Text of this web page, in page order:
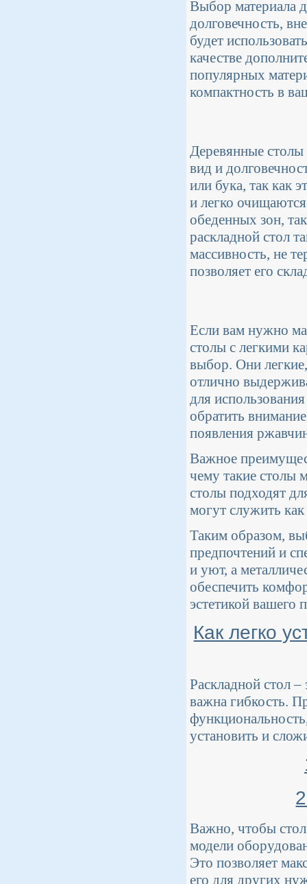
Выбор материала
долговечность,
будет
качестве
популярных
компактность в
Деревянные столы
вид и
или бука, так как
и легко
обеденных зон,
раскладной стол
массивность, не
позволяет его
Если вам нужно
столы с легкими
выбор. Они
отлично
для
обратить
появления
Важное
чему такие столы
столы подходят
могут служить
Таким образом,
предпочтений и
и уют, а
обеспечить
эстетикой вашего
Как легко
Раскладной стол
важна гибкость.
установить и
Важно, чтобы
модели
Это позволяет
его для других